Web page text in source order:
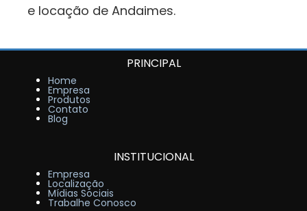
e locação de Andaimes.
PRINCIPAL
Home
Empresa
Produtos
Contato
Blog
INSTITUCIONAL
Empresa
Localização
Mídias Sociais
Trabalhe Conosco